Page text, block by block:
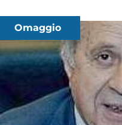
Omaggio